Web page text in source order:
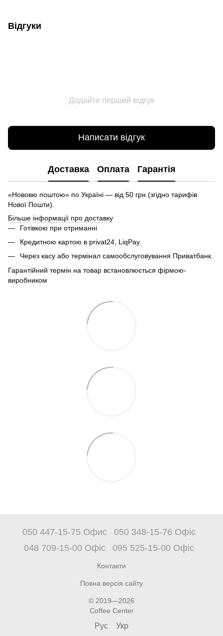
Відгуки
Додайте перший відгук
Написати відгук
Доставка Оплата Гарантія
«Нововю поштою» по Україні — від 50 грн (згідно тарифів
Нової Пошти).
Більше інформації про доставку
Готівкою при отриманні
Кредитною картою в privat24, LiqPay.
Через касу або термінал самообслуговування Приватбанк.
Гарантійний термін на товар встановлюється фірмою-
виробником
050 447-15-75 Офис
050 348-15-76 Офіс
048 709-15-00 Офіс
095 525-15-00 Офіс
Контакти
Повна версія сайту
© 2019—2026
Coffee Center
Рус Укр